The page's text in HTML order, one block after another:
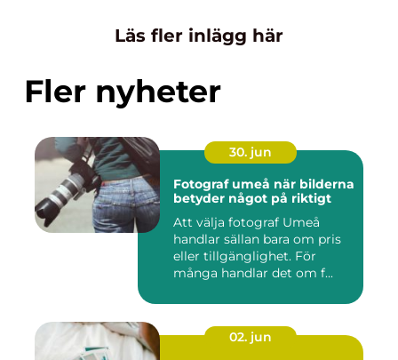
Läs fler inlägg här
Fler nyheter
30. jun
Fotograf umeå när bilderna
betyder något på riktigt
Att välja fotograf Umeå
handlar sällan bara om pris
eller tillgänglighet. För
många handlar det om f...
02. jun